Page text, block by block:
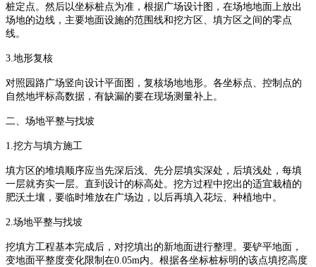
桩定点。然后以坐标桩点为准，根据广场设计图，在场地地面上放出
场地的边线，主要地面设施的范围线和挖方区、填方区之间的零点
线。
3.地形复核
对照园路广场竖向设计平面图，复核场地地形。各坐标点、控制点的
自然地坪标高数据，有缺漏的要在现场测量补上。
二、场地平整与找坡
1.挖方与填方施工
填方区的堆填顺序应当先深后浅、先分层填实深处，后填浅处，每填
一层就夯实一层。直到设计的标高处。挖方过程中挖出的适宜栽植的
肥沃土壤，要临时堆放在广场边，以后再填入花坛、种植地中。
2.场地平整与找坡
挖填方工程基本完成后，对挖填出的新地面进行整理。要铲平地面，
变地面平整度变化限制在0.05m内。根据各坐标桩标明的该点填挖高度